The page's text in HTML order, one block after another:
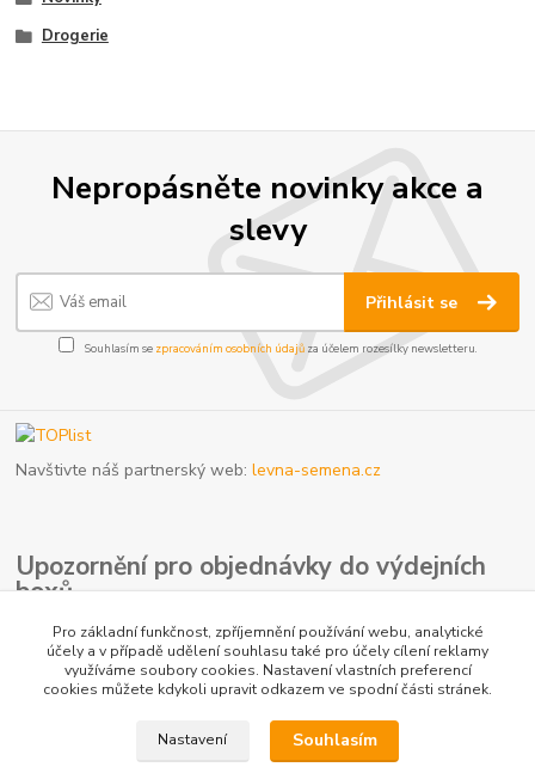
Drogerie
Nepropásněte novinky akce a
slevy
Přihlásit se
Souhlasím se zpracováním osobních údajůza účelem rozesílky newsletteru.
Navštivte náš partnerský web:levna-semena.cz
Upozornění pro objednávky do výdejních
boxů
V případě plné kapacity výdejního boxu může dopravce doručit
vaši zásilku na nejbližší kamennou pobočku. Počítejte prosím s
touto možností, jelikož se nejedná o důvod k reklamaci.
Pro základní funkčnost, zpříjemnění používání webu, analytické
účely a v případě udělení souhlasu také pro účely cílení reklamy
využíváme soubory cookies. Nastavení vlastních preferencí
cookies můžete kdykoli upravit odkazem ve spodní části stránek.
Nastavení Souhlasím